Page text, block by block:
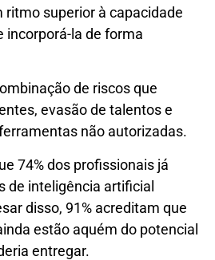
ritmo superior à capacidade
incorporá-la de forma
de riscos que
evasão de talentos e
não autorizadas.
74% dos profissionais já
de inteligência artificial
disso, 91% acreditam que
estão aquém do potencial
entregar.